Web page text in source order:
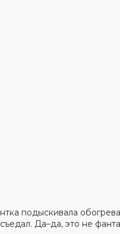
подыскивала
Да–да, это не